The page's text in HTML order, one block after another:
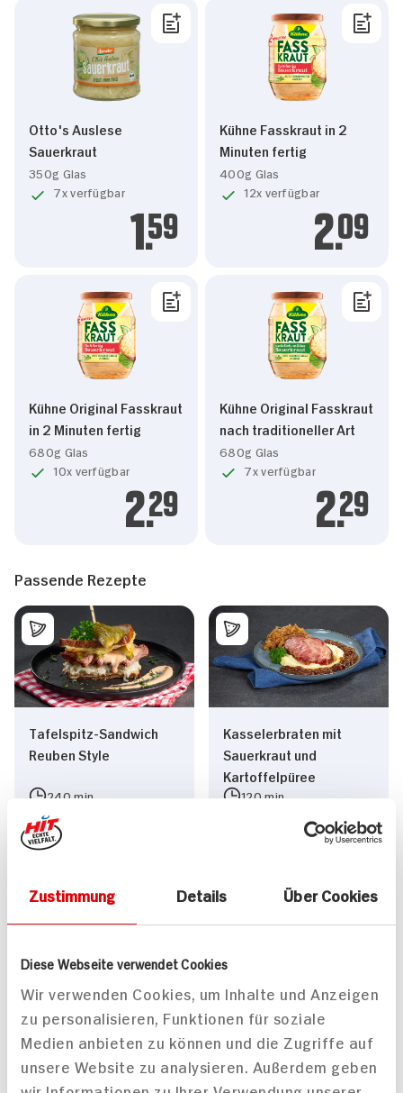
Zustimmung Details Über Cookies
Diese Webseite verwendet Cookies
Wir verwenden Cookies, um Inhalte und Anzeigen
zu personalisieren, Funktionen für soziale
Medien anbieten zu können und die Zugriffe auf
unsere Website zu analysieren. Außerdem geben
Otto's Auslese
Sauerkraut
350g Glas
7x verfügbar
1.59
Kühne Fasskraut in 2
Minuten fertig
400g Glas
12x verfügbar
2.09
Kühne Original Fasskraut
in 2 Minuten fertig
680g Glas
10x verfügbar
2.29
Kühne Original Fasskraut
nach traditioneller Art
680g Glas
7x verfügbar
2.29
Passende Rezepte
Tafelspitz-Sandwich
Reuben Style
240 min
1.121 kcal p. Portion
Mittel
Kasselerbraten mit
Sauerkraut und
Kartoffelpüree
120 min
886 kcal p. Portion